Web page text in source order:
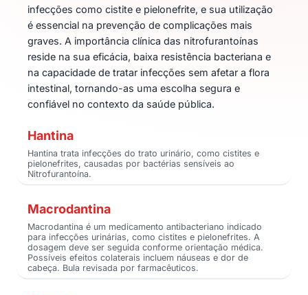
infecções como cistite e pielonefrite, e sua utilização
é essencial na prevenção de complicações mais
graves. A importância clínica das nitrofurantoínas
reside na sua eficácia, baixa resistência bacteriana e
na capacidade de tratar infecções sem afetar a flora
intestinal, tornando-as uma escolha segura e
confiável no contexto da saúde pública.
Hantina
Hantina trata infecções do trato urinário, como cistites e
pielonefrites, causadas por bactérias sensíveis ao
Nitrofurantoína.
Macrodantina
Macrodantina é um medicamento antibacteriano indicado
para infecções urinárias, como cistites e pielonefrites. A
dosagem deve ser seguida conforme orientação médica.
Possíveis efeitos colaterais incluem náuseas e dor de
cabeça. Bula revisada por farmacêuticos.